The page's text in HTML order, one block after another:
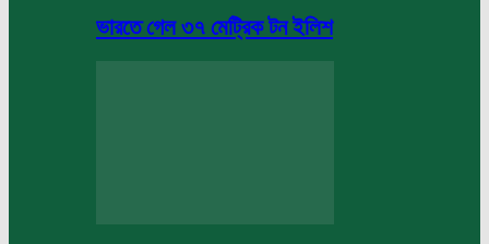
ভারতে গেল ৩৭ মেট্রিক টন ইলিশ